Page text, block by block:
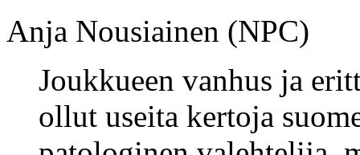
Anja Nousiainen (NPC)
Joukkueen vanhus ja
ollut useita kertoja